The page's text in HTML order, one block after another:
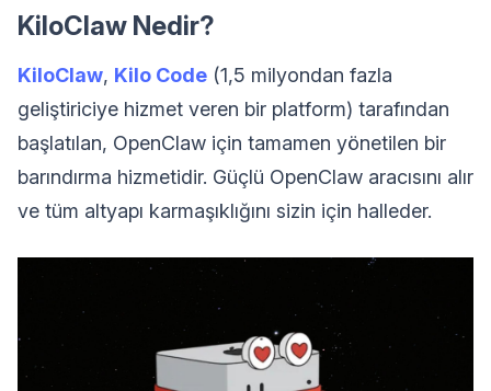
KiloClaw Nedir?
KiloClaw, Kilo Code (1,5 milyondan fazla
geliştiriciye hizmet veren bir platform) tarafından
başlatılan, OpenClaw için tamamen yönetilen bir
barındırma hizmetidir. Güçlü OpenClaw aracısını alır
ve tüm altyapı karmaşıklığını sizin için halleder.